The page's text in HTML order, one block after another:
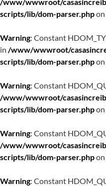
scripts/lib/dom-parser.php
Warning: Constant
in /www/wwwroot/
scripts/lib/dom-parser.php
Warning: Constant
/www/wwwroot/
scripts/lib/dom-parser.php
Warning: Constant
/www/wwwroot/
scripts/lib/dom-parser.php
Warning: Constant